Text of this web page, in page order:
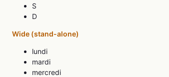
S
D
Wide (stand-alone)
lundi
mardi
mercredi